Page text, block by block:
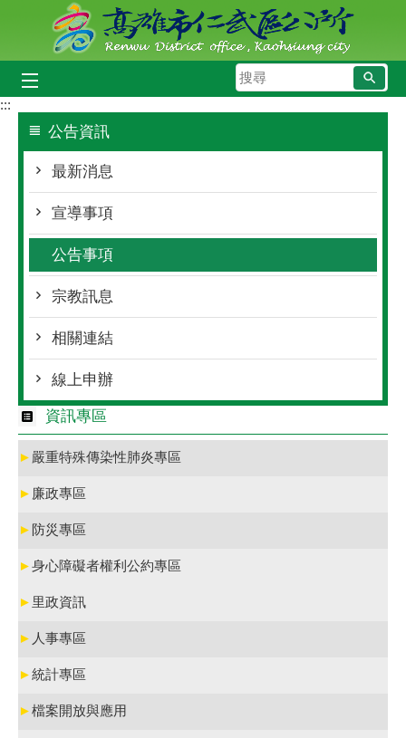
跳到主要內容區塊
搜
尋
:::
公告資訊
最新消息
宣導事項
公告事項
宗教訊息
相關連結
線上申辦
資訊專區
► 嚴重特殊傳染性肺炎專區
► 廉政專區
► 防災專區
►身心障礙者權利公約專區
► 里政資訊
► 人事專區
►統計專區
►檔案開放與應用